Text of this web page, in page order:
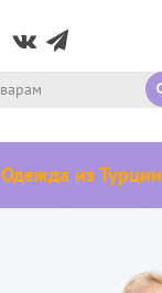
Одежда из Турции